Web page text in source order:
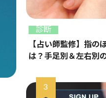
診断
【占い師監修】指の
は？手足別＆左右別